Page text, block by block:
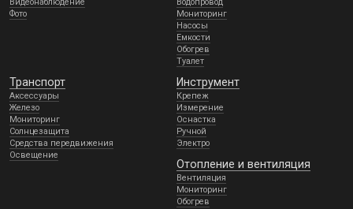
Видеонаблюдение
Фото
Водопровод
Мониторинг
Насосы
Емкости
Обогрев
Туалет
Транспорт
Аксессуары
Железо
Мониторинг
Солнцезащита
Средства передвижения
Освещение
Инструмент
Крепеж
Измерение
Оснастка
Ручной
Электро
Отопление и вентиляция
Вентиляция
Мониторинг
Обогрев